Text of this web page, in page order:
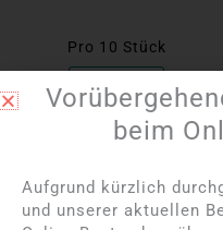
Pro 10 Stück
NEU
beim
Aufgrund kürzlich
und unserer aktuellen